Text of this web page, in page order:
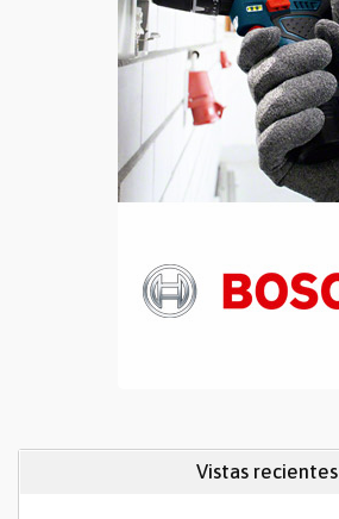
Vistas recientes